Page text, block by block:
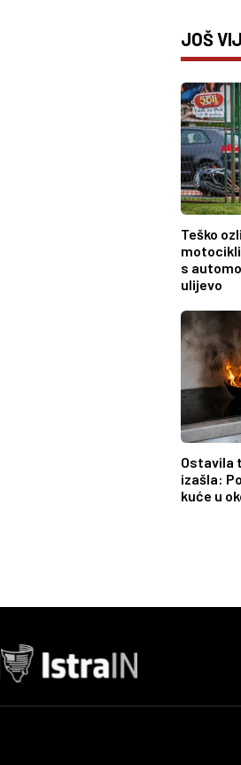
JOŠ
Teško
s
ulijevo
Ostavila
izašla:
kuće u